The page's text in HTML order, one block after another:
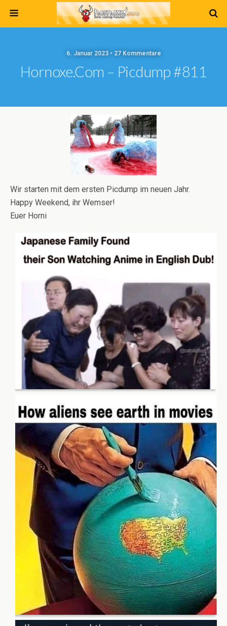
6. Januar 2023 • 27 Kommentare
Hornoxe.com – Picdump #811
Wir starten mit dem ersten Picdump im neuen Jahr.
Happy Weekend, ihr Wemser!
Euer Horni